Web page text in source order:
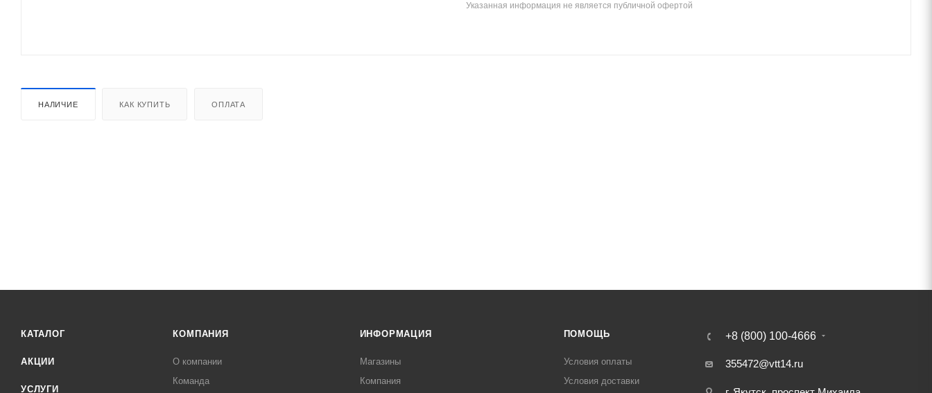
Указанная информация не является публичной офертой
НАЛИЧИЕ КАК КУПИТЬ ОПЛАТА
КАТАЛОГ
АКЦИИ
УСЛУГИ
КОМПАНИЯ
О компании
Команда
ИНФОРМАЦИЯ
Магазины
Компания
ПОМОЩЬ
Условия оплаты
Условия доставки
+8 (800) 100-4666
355472@vtt14.ru